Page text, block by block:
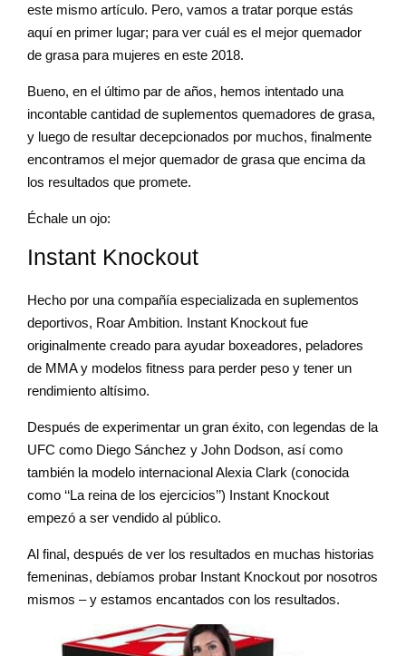
este mismo artículo. Pero, vamos a tratar porque estás
aquí en primer lugar; para ver cuál es el mejor quemador
de grasa para mujeres en este 2018.
Bueno, en el último par de años, hemos intentado una
incontable cantidad de suplementos quemadores de grasa,
y luego de resultar decepcionados por muchos, finalmente
encontramos el mejor quemador de grasa que encima da
los resultados que promete.
Échale un ojo:
Instant Knockout
Hecho por una compañía especializada en suplementos
deportivos, Roar Ambition. Instant Knockout fue
originalmente creado para ayudar boxeadores, peladores
de MMA y modelos fitness para perder peso y tener un
rendimiento altísimo.
Después de experimentar un gran éxito, con legendas de la
UFC como Diego Sánchez y John Dodson, así como
también la modelo internacional Alexia Clark (conocida
como ‘‘La reina de los ejercicios’’) Instant Knockout
empezó a ser vendido al público.
Al final, después de ver los resultados en muchas historias
femeninas, debíamos probar Instant Knockout por nosotros
mismos – y estamos encantados con los resultados.